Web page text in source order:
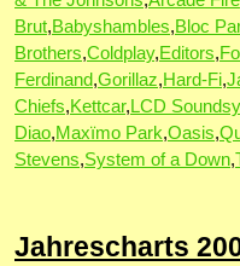
Brut,Babyshambles,Bloc
Brothers,Coldplay,Editors,
Ferdinand,Gorillaz,Hard-Fi,
Chiefs,Kettcar, LCD
Diao,Maxïmo Park,Oasis,
Stevens,System of a Down,
Jahrescharts